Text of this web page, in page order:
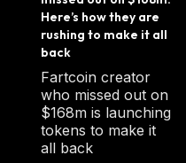
Here’s how they are
rushing to make it all
back
Fartcoin creator
who missed out on
$168m is launching
tokens to make it
all back